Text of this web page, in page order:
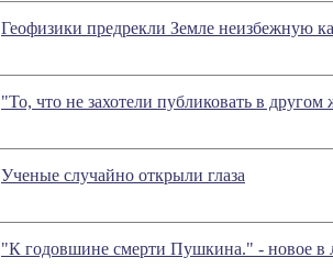
Геофизики предрекли Земле неизбежную
"То, что не захотели публиковать в
Ученые случайно открыли глаза
"К годовшине смерти Пушкина." - новое в